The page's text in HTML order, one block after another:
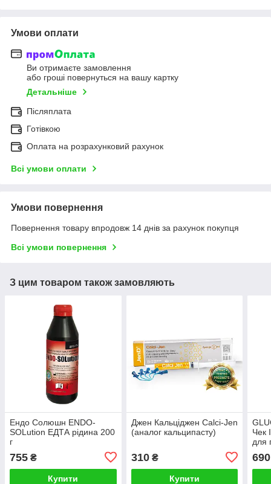
Умови оплати
Ви отримаєте замовлення
або гроші повернуться на вашу картку
Детальніше
Післяплата
Готівкою
Оплата на розрахунковий рахунок
Всі умови оплати
Умови повернення
Повернення товару впродовж 14 днів за рахунок покупця
Всі умови повернення
З цим товаром також замовляють
Ендо Солюшн ENDO-
SOLution ЕДТА рідина 200
г
755 ₴
Купити
Джен Кальціджен Calci-Jen
(аналог кальципасту)
310₴
Купити
Чек
для
690